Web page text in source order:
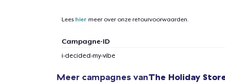
Lees hier meer over onze retourvoorwaarden.
Campagne-ID
i-decided-my-vibe
Meer campagnes vanThe Holiday